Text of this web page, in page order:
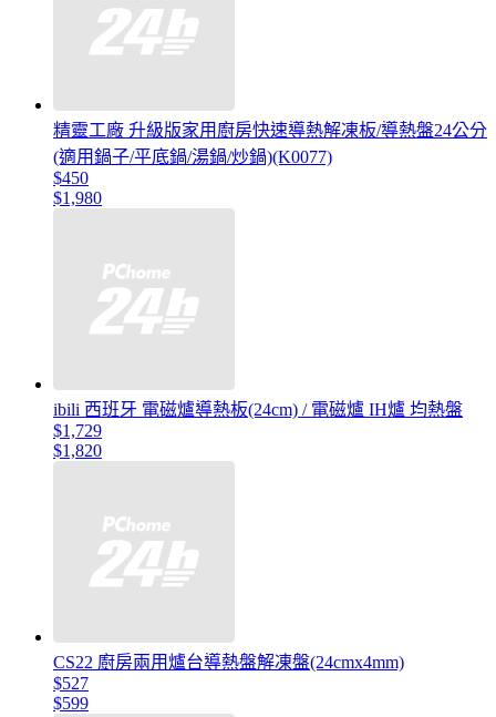
精靈工廠 升級版家用廚房快速導熱解凍板/導熱盤24公分
(適用鍋子/平底鍋/湯鍋/炒鍋)(K0077)
$450
$1,980
ibili 西班牙 電磁爐導熱板(24cm) / 電磁爐 IH爐 均熱盤
$1,729
$1,820
CS22 廚房兩用爐台導熱盤解凍盤(24cmx4mm)
$527
$599